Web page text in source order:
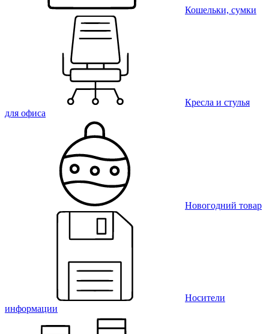
Кошельки, сумки
Кресла и стулья
для офиса
Новогодний товар
Носители
информации